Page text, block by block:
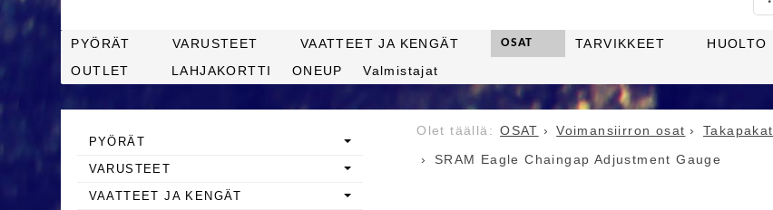
PYÖRÄT VARUSTEET VAATTEET JA KENGÄT OSAT TARVIKKEET HUOLTO
OUTLET
LAHJAKORTTI ONEUP Valmistajat
OSAT Voimansiirron osat Takapakat
SRAM Eagle Chaingap Adjustment Gauge
PYÖRÄT
VARUSTEET
VAATTEET JA KENGÄT